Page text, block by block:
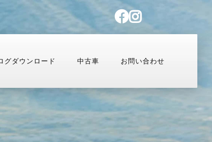
グダウンロード 中古車 お問い合わせ
シミュレーション コンフィギュレーター